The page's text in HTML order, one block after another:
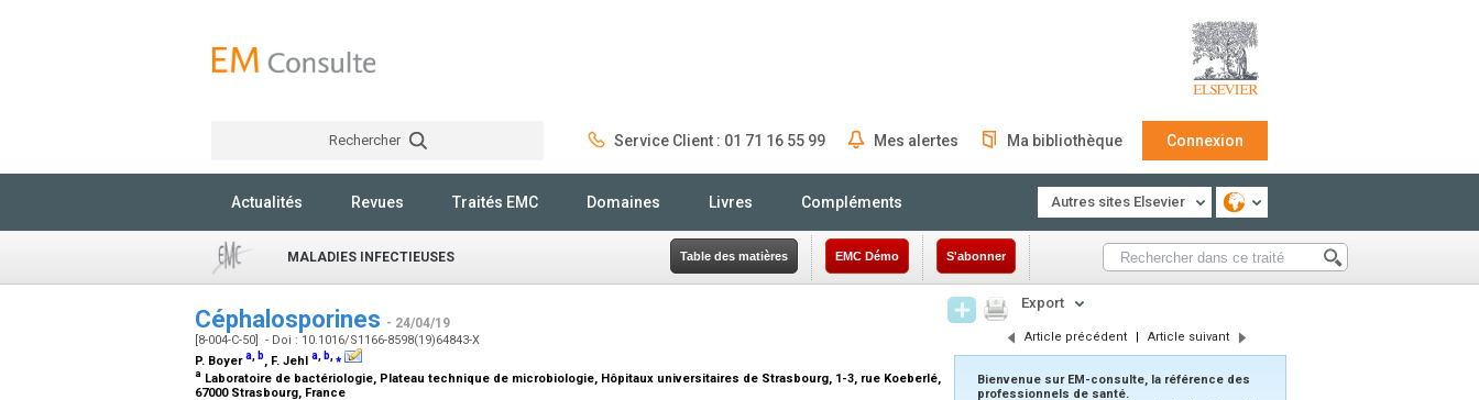
Rechercher Service Client : 01 71 16 55 99 Mes alertes Ma bibliothèque Connexion
Actualités Revues Traités EMC Domaines Livres Compléments Autres sites Elsevier
MALADIES INFECTIEUSES Table des matières EMC Démo S'abonner
Céphalosporines - 24/04/19
[8-004-C-50] - Doi : 10.1016/S1166-8598(19)64843-X
P. Boyera, b, F. Jehl a, b,⁎
a Laboratoire de bactériologie, Plateau technique de microbiologie, Hôpitaux universitaires de Strasbourg, 1-3, rue Koeberlé,
67000 Strasbourg, France
Export
Article précédent | Article suivant
Bienvenue sur EM-consulte, la référence des
professionnels de santé.